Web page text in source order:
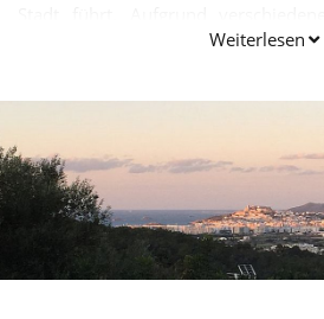
Dorf direkt von seinemWeiterlesen